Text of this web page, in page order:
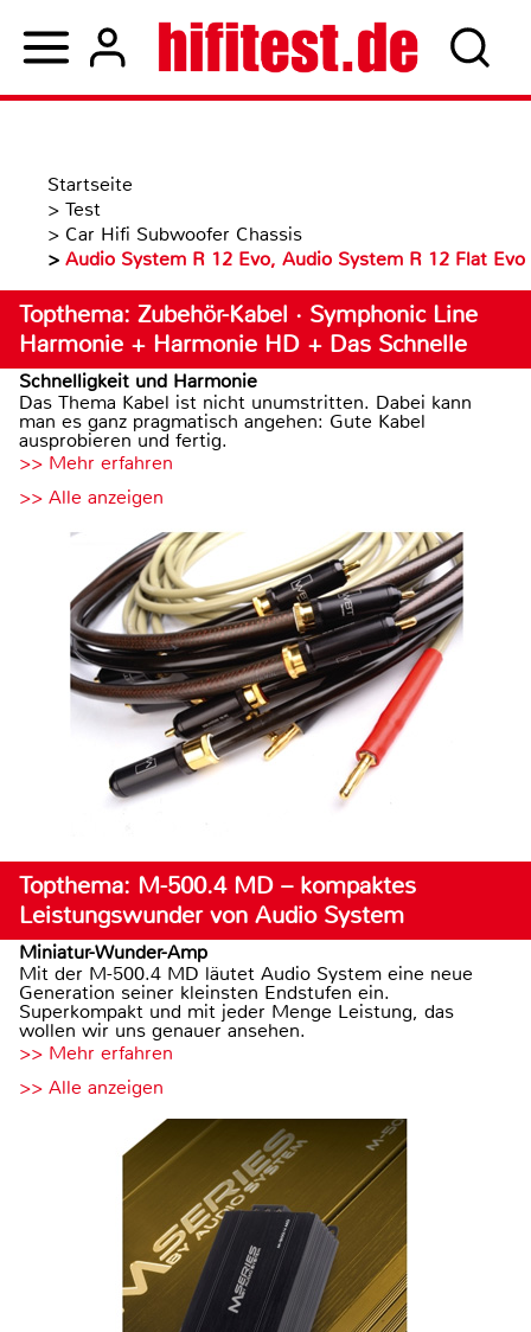
Startseite
> Test
> Car Hifi Subwoofer Chassis
> Audio System R 12 Evo, Audio System R 12 Flat Evo
Topthema: Zubehör-Kabel · Symphonic Line
Harmonie + Harmonie HD + Das Schnelle
Schnelligkeit und Harmonie
Das Thema Kabel ist nicht unumstritten. Dabei kann
man es ganz pragmatisch angehen: Gute Kabel
ausprobieren und fertig.
>> Mehr erfahren
>> Alle anzeigen
Topthema: M-500.4 MD – kompaktes
Leistungswunder von Audio System
Miniatur-Wunder-Amp
Mit der M-500.4 MD läutet Audio System eine neue
Generation seiner kleinsten Endstufen ein.
Superkompakt und mit jeder Menge Leistung, das
wollen wir uns genauer ansehen.
>> Mehr erfahren
>> Alle anzeigen